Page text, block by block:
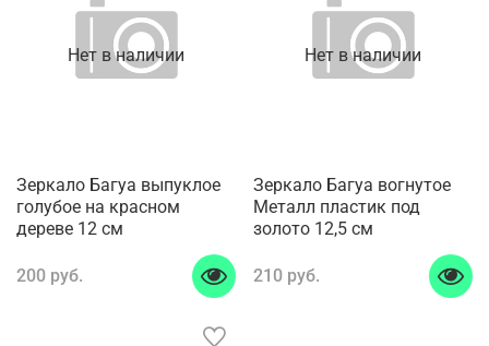
Нет в наличии
Зеркало Багуа выпуклое
голубое на красном
дереве 12 см
200 руб.
Нет в наличии
Зеркало Багуа вогнутое
Металл пластик под
золото 12,5 см
210 руб.